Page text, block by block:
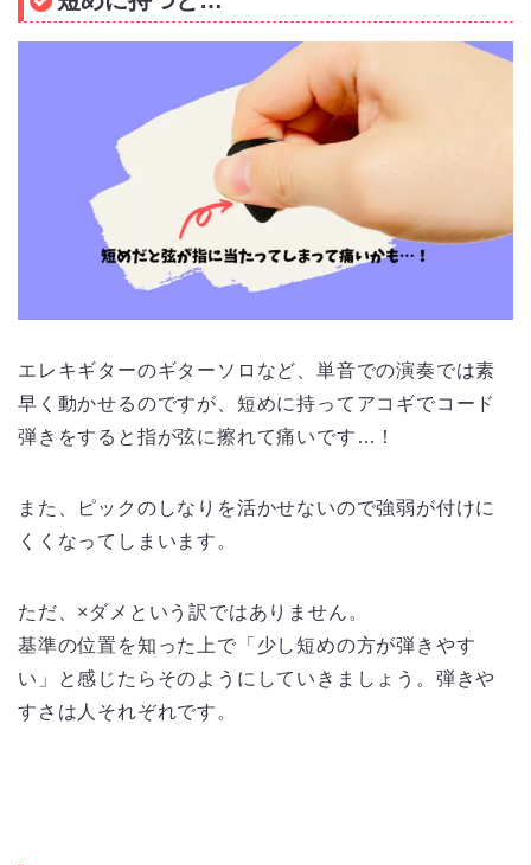
エレキギターのギターソロなど、単音での演奏では素
早く動かせるのですが、短めに持ってアコギでコード
弾きをすると指が弦に擦れて痛いです…！
また、ピックのしなりを活かせないので強弱が付けに
くくなってしまいます。
ただ、×ダメという訳ではありません。
基準の位置を知った上で「少し短めの方が弾きやす
い」と感じたらそのようにしていきましょう。弾きや
すさは人それぞれです。